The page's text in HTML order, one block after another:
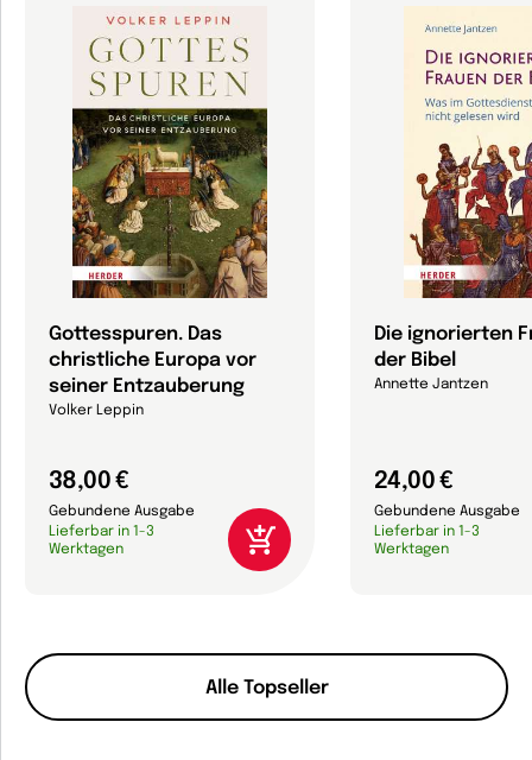
Alle Topseller
Gottesspuren. Das
christliche Europa vor
seiner Entzauberung
Volker Leppin
38,00 €
Gebundene Ausgabe
Lieferbar in 1-3
Werktagen
Die ignorierten
der Bibel
Annette Jantzen
24,00 €
Gebundene Ausgabe
Lieferbar in 1-3
Werktagen